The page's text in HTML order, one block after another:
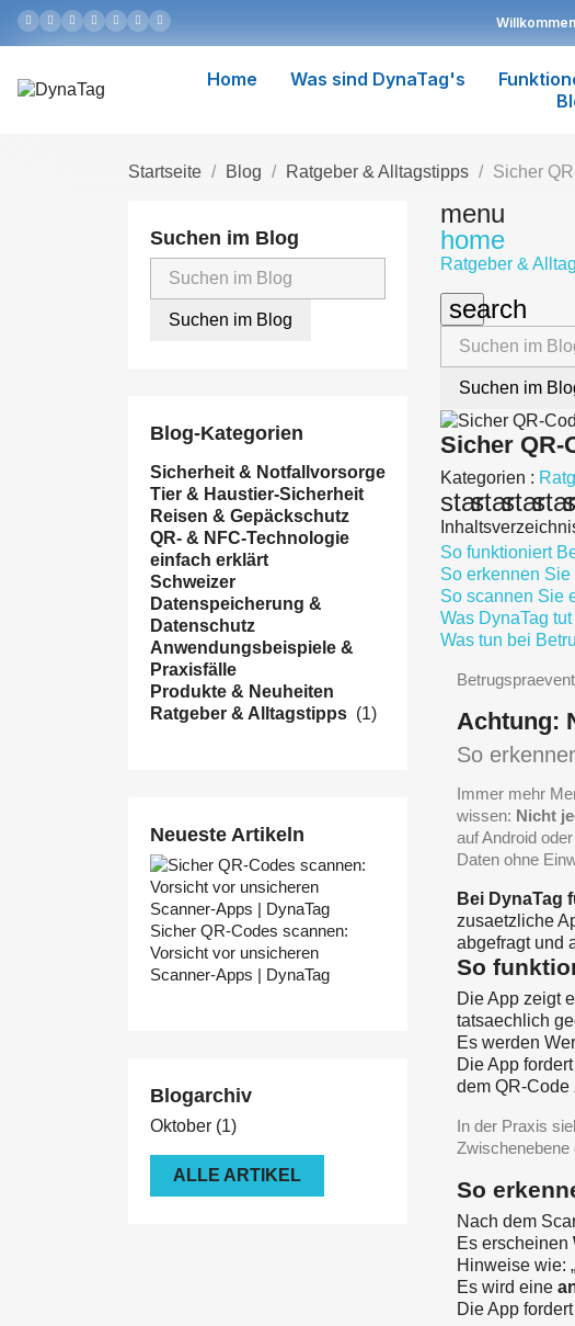
Home Was sind DynaTag's
Startseite Blog Ratgeber & Alltagstipps Sicher
Suchen im Blog
Suchen im Blog
Blog-Kategorien
Sicherheit & Notfallvorsorge
Tier & Haustier-Sicherheit
Reisen & Gepäckschutz
QR- & NFC-Technologie
einfach erklärt
Schweizer
Datenspeicherung &
Datenschutz
Anwendungsbeispiele &
Praxisfälle
Produkte & Neuheiten
Ratgeber & Alltagstipps (1)
Neueste Artikeln
Sicher QR-Codes scannen:
Vorsicht vor unsicheren
Scanner-Apps | DynaTag
Blogarchiv
Oktober (1)
ALLE ARTIKEL
menu
home
Ratgeber &
search
Suchen im
Sicher QR-
Kategorien :
starstarstarstar
So funktioniert
So erkennen
So scannen Sie
Was DynaTag
Was tun bei
Achtung:
So
Immer mehr
wissen: Nicht
auf Android
Daten ohne
Bei DynaTag
zusaetzliche
abgefragt und
So
Die App zeigt
tatsaechlich
Es werden
Die App
dem QR-Code
In der Praxis
Zwischenebene
So
Nach dem
Es erscheinen
Hinweise wie: „
Es wird eine
Die App